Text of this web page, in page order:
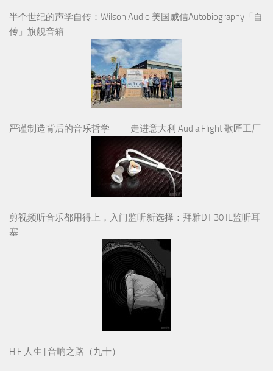
半个世纪的声学自传：Wilson Audio 美国威信Autobiography「自
传」旗舰音箱
严谨制造背后的音乐哲学——走进意大利 Audia Flight 歌匠工厂
剪视频听音乐都用得上，入门监听新选择：拜雅DT 30 IE监听耳
塞
HiFi人生 | 音响之路（九十）